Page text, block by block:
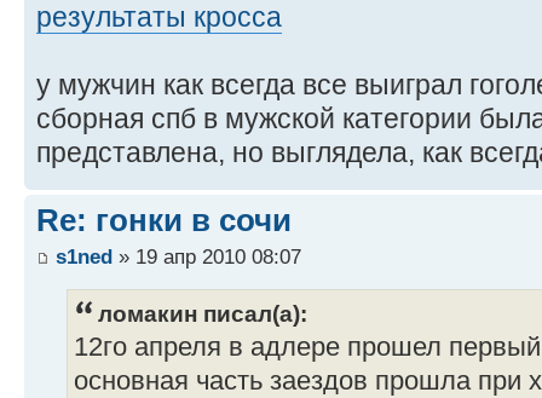
результаты кросса
у мужчин как всегда все выиграл
сборная спб в мужской категории
представлена, но выглядела, как
Re: гонки в сочи
s1ned » 19 апр 2010 08:07
ломакин писал(а):
12го апреля в адлере прошел
основная часть заездов прошла при